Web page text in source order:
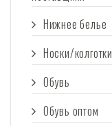
Нижнее белье
Носки/колготки
Обувь
Обувь оптом